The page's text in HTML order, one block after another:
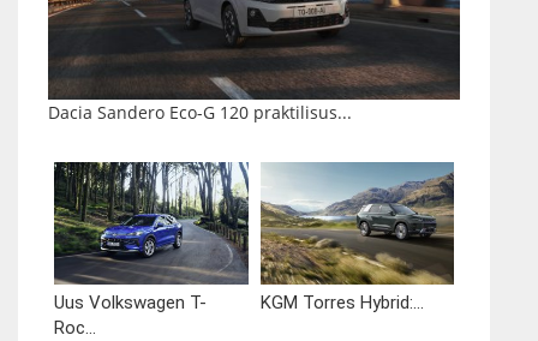
Dacia Sandero Eco-G 120 praktilisus...
Uus Volkswagen T-
Roc...
KGM Torres Hybrid:...